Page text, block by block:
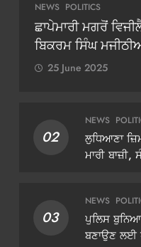
NEWS POLITICS
ਛਾਪੇਮਾਰੀ ਮਗਰੋਂ
ਬਿਕਰਮ ਸਿੰਘ
25 June 2025
02
NEWS
ਲੁਧਿਆਣਾ
ਮਾਰੀ
03
NEWS
ਪੁਲਿਸ
ਬਣਾਉਣ ਲਈ